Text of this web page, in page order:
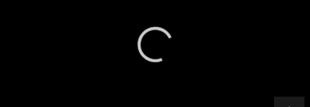
provenant de 50 musées, institutions et collectionneurs
privés internationaux, y sont proposées. Elles illustrent les
différents liens entre les scènes artistiques belge et
“L’exposition va nous emmener dans un contexte fait de crises